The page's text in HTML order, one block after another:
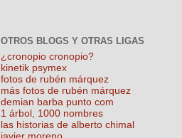
OTROS BLOGS Y OTRAS LIGAS
¿cronopio cronopio?
kinetik psymex
fotos de rubén márquez
más fotos de rubén márquez
demian barba punto com
1 árbol, 1000 nombres
las historias de alberto chimal